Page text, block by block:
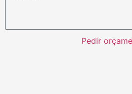
Pedir